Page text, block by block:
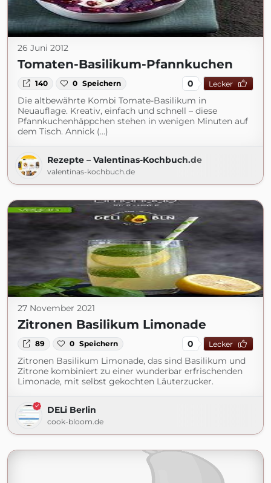
26 Juni 2012
Tomaten-Basilikum-Pfannkuchen
140 0 Speichern 0 Lecker
Die altbewährte Kombi Tomate-Basilikum in
Neuauflage. Kreativ, einfach und schnell – diese
Pfannkuchenhäppchen stehen in wenigen Minuten auf
dem Tisch. Annick (...)
Rezepte – Valentinas-Kochbuch.de
valentinas-kochbuch.de
27 November 2021
Zitronen Basilikum Limonade
89 0 Speichern 0 Lecker
Zitronen Basilikum Limonade, das sind Basilikum und
Zitrone kombiniert zu einer wunderbar erfrischenden
Limonade, mit selbst gekochten Läuterzucker.
DELi Berlin
cook-bloom.de